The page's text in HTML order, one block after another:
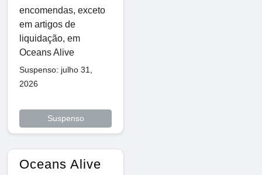
encomendas, exceto
em artigos de
liquidação, em
Oceans Alive
Suspenso: julho 31,
2026
Suspenso
Oceans Alive